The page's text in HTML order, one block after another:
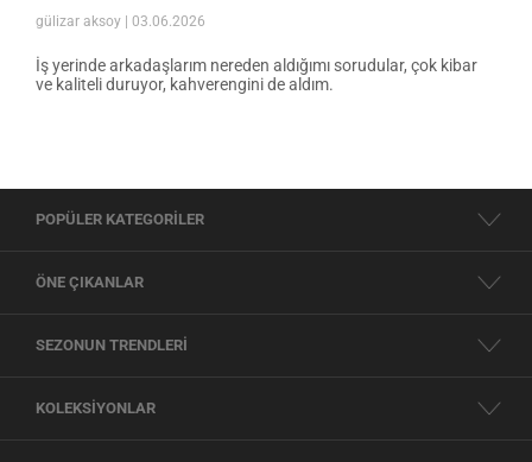
gülizar aksoy | 03.06.2026
İş yerinde arkadaşlarım nereden aldığımı sorudular, çok kibar
ve kaliteli duruyor, kahverengini de aldım.
POPÜLER KATEGORİLER
ÖNE ÇIKANLAR
SEZONUN TRENDLERİ
KOLEKSİYONLAR